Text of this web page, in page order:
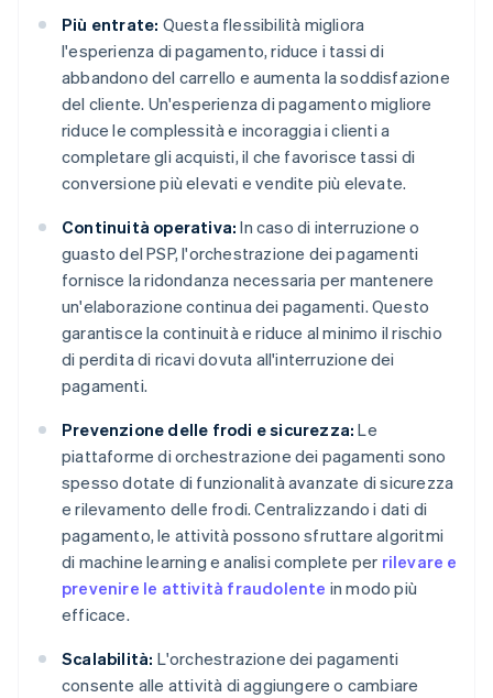
Più entrate: Questa flessibilità migliora
l'esperienza di pagamento, riduce i tassi di
abbandono del carrello e aumenta la soddisfazione
del cliente. Un'esperienza di pagamento migliore
riduce le complessità e incoraggia i clienti a
completare gli acquisti, il che favorisce tassi di
conversione più elevati e vendite più elevate.
Continuità operativa: In caso di interruzione o
guasto del PSP, l'orchestrazione dei pagamenti
fornisce la ridondanza necessaria per mantenere
un'elaborazione continua dei pagamenti. Questo
garantisce la continuità e riduce al minimo il rischio
di perdita di ricavi dovuta all'interruzione dei
pagamenti.
Prevenzione delle frodi e sicurezza: Le
piattaforme di orchestrazione dei pagamenti sono
spesso dotate di funzionalità avanzate di sicurezza
e rilevamento delle frodi. Centralizzando i dati di
pagamento, le attività possono sfruttare algoritmi
di machine learning e analisi complete per rilevare e
prevenire le attività fraudolente in modo più
efficace.
Scalabilità: L'orchestrazione dei pagamenti
consente alle attività di aggiungere o cambiare